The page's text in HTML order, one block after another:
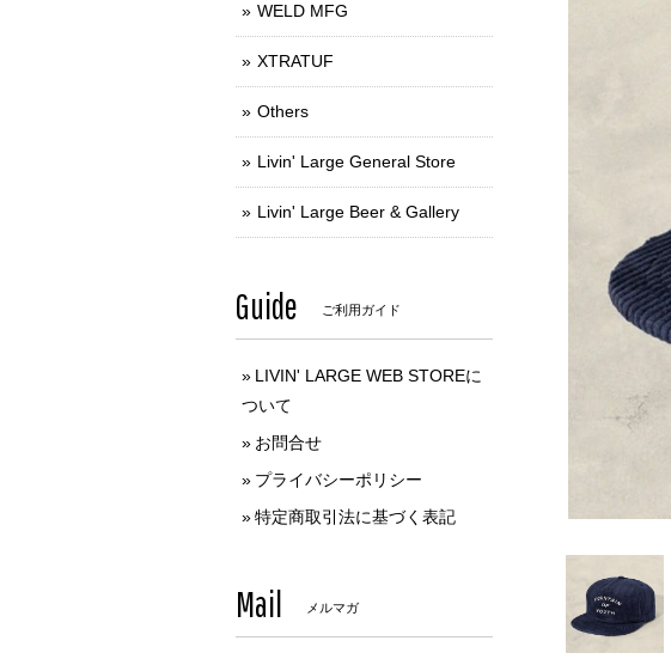
WELD MFG
XTRATUF
Others
Livin' Large General Store
Livin' Large Beer & Gallery
Guide ご利用ガイド
LIVIN' LARGE WEB STOREに
ついて
お問合せ
プライバシーポリシー
特定商取引法に基づく表記
Mail メルマガ